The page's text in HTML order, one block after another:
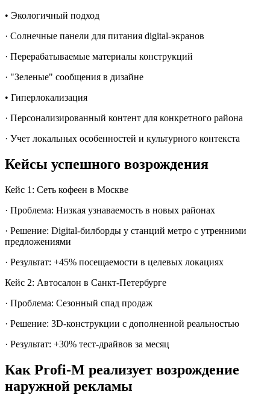
• Экологичный подход
· Солнечные панели для питания digital-экранов
· Перерабатываемые материалы конструкций
· "Зеленые" сообщения в дизайне
• Гиперлокализация
· Персонализированный контент для конкретного района
· Учет локальных особенностей и культурного контекста
Кейсы успешного возрождения
Кейс 1: Сеть кофеен в Москве
· Проблема: Низкая узнаваемость в новых районах
· Решение: Digital-билборды у станций метро с утренними
предложениями
· Результат: +45% посещаемости в целевых локациях
Кейс 2: Автосалон в Санкт-Петербурге
· Проблема: Сезонный спад продаж
· Решение: 3D-конструкции с дополненной реальностью
· Результат: +30% тест-драйвов за месяц
Как Profi-M реализует возрождение
наружной рекламы